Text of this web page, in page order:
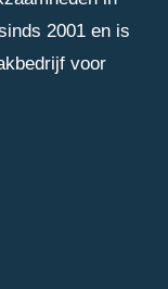
2001 en is
voor